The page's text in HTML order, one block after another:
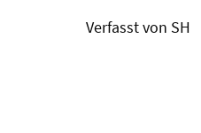
Verfasst von SH